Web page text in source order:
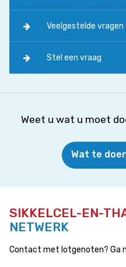
Veelgestelde vragen
Stel een vraag
Weet u wat u moet
Wat te
SIKKELCEL-EN-
NETWERK
Contact met lotgenoten? Ga